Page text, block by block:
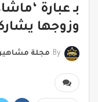
بـ عبارة
وزوجها
By مجلة مشاهير